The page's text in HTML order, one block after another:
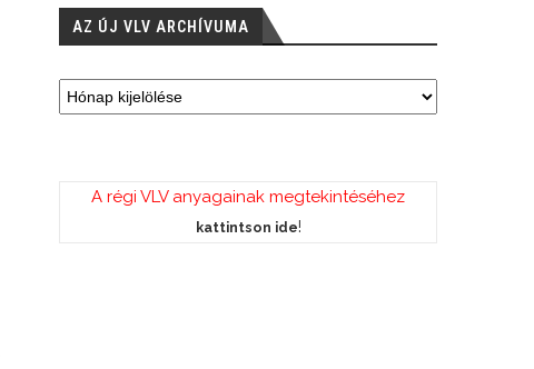
AZ ÚJ VLV ARCHÍVUMA
A régi VLV anyagainak megtekintéséhez
kattintson ide!